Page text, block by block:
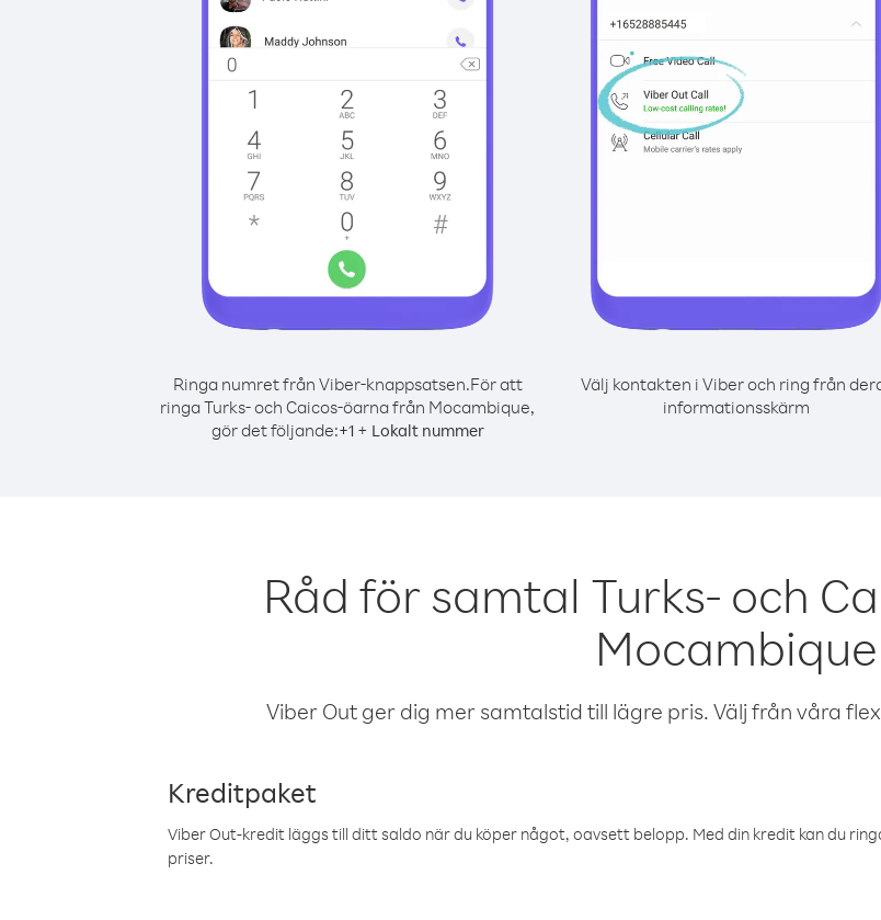
Ringa numret från Viber-knappsatsen.För att
ringa Turks- och Caicos-öarna från Mocambique,
gör det följande:+1+ Lokalt nummer
Välj kontakten i Viber och ring från
informationsskärm
Råd för samtal Turks- och
Mocambique
Viber Out ger dig mer samtalstid till lägre pris. Välj från våra
Kreditpaket
Viber Out-kredit läggs till ditt saldo när du köper något, oavsett belopp. Med din kredit kan du
priser.